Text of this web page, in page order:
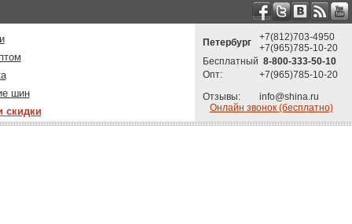
шин
скидки
Петербург
+7(812)703-4950
+7(965)785-10-20
Бесплатный 8-800-333-50-10
Опт:
+7(965)785-10-20
Отзывы:
info@shina.ru
Онлайн звонок (бесплатно)